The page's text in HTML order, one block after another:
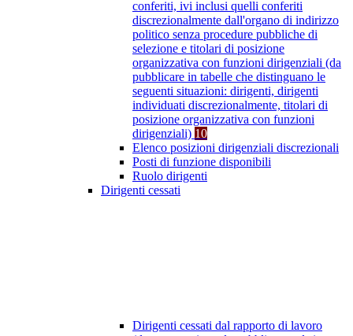
conferiti, ivi inclusi quelli conferiti
discrezionalmente dall'organo di indirizzo
politico senza procedure pubbliche di
selezione e titolari di posizione
organizzativa con funzioni dirigenziali (da
pubblicare in tabelle che distinguano le
seguenti situazioni: dirigenti, dirigenti
individuati discrezionalmente, titolari di
posizione organizzativa con funzioni
dirigenziali) 10
Elenco posizioni dirigenziali discrezionali
Posti di funzione disponibili
Ruolo dirigenti
Dirigenti cessati
Dirigenti cessati dal rapporto di lavoro